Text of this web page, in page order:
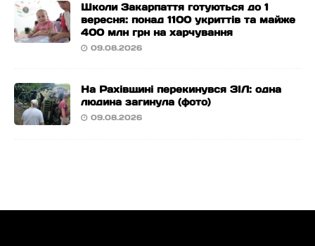
Школи Закарпаття готуються до 1
вересня: понад 1100 укриттів та майже
400 млн грн на харчування
09.08.2026
На Рахівщині перекинувся ЗІЛ: одна
людина загинула (фото)
09.08.2026